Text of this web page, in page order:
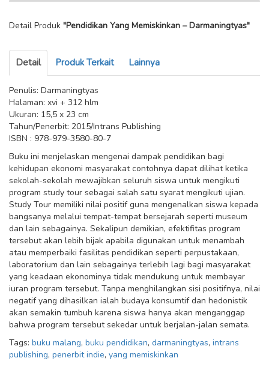
Detail Produk "Pendidikan Yang Memiskinkan – Darmaningtyas"
Detail Produk Terkait Lainnya
Penulis: Darmaningtyas
Halaman: xvi + 312 hlm
Ukuran: 15,5 x 23 cm
Tahun/Penerbit: 2015/Intrans Publishing
ISBN : 978-979-3580-80-7
Buku ini menjelaskan mengenai dampak pendidikan bagi
kehidupan ekonomi masyarakat contohnya dapat dilihat ketika
sekolah-sekolah mewajibkan seluruh siswa untuk mengikuti
program study tour sebagai salah satu syarat mengikuti ujian.
Study Tour memiliki nilai positif guna mengenalkan siswa kepada
bangsanya melalui tempat-tempat bersejarah seperti museum
dan lain sebagainya. Sekalipun demikian, efektifitas program
tersebut akan lebih bijak apabila digunakan untuk menambah
atau memperbaiki fasilitas pendidikan seperti perpustakaan,
laboratorium dan lain sebagainya terlebih lagi bagi masyarakat
yang keadaan ekonominya tidak mendukung untuk membayar
iuran program tersebut. Tanpa menghilangkan sisi positifnya, nilai
negatif yang dihasilkan ialah budaya konsumtif dan hedonistik
akan semakin tumbuh karena siswa hanya akan menganggap
bahwa program tersebut sekedar untuk berjalan-jalan semata.
Tags: buku malang, buku pendidikan, darmaningtyas, intrans
publishing, penerbit indie, yang memiskinkan